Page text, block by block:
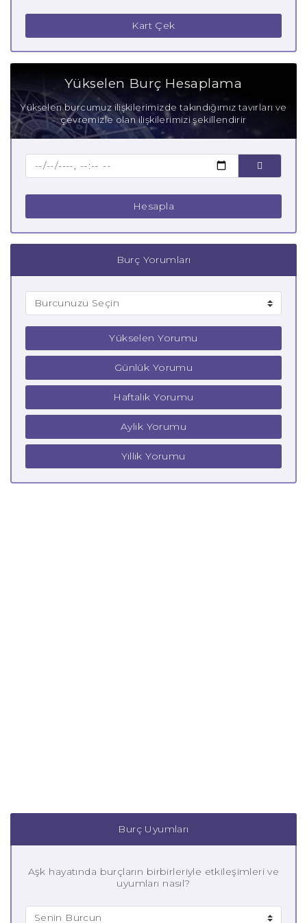
Terazi Burcu Güçlü Yanları
Terazi Burcu Zayıf Yanları
Anne Terazi Burcu
Baba Terazi Burcu
Kart Çek
Yükselen Burç Hesaplama
Yükselen burcumuz ilişkilerimizde takındığımız tavırları ve
çevremizle olan ilişkilerimizi şekillendirir
Hesapla
Burç Yorumları
Yükselen Yorumu
Günlük Yorumu
Haftalık Yorumu
Aylık Yorumu
Yıllık Yorumu
Burç Uyumları
Aşk hayatında burçların birbirleriyle etkileşimleri ve
uyumları nasıl?